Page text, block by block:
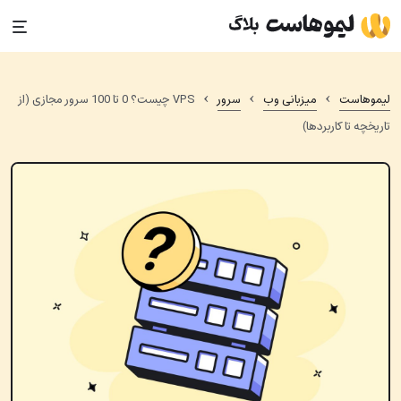
Skip
to
content
لیموهاست › میزبانی وب › سرور ›
VPS چیست؟ 0 تا 100 سرور مجازی (از
تاریخچه تا کاربردها)